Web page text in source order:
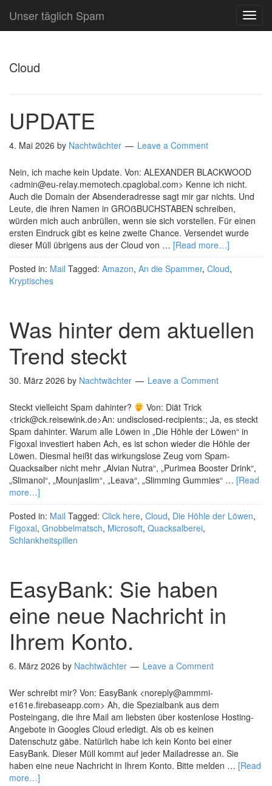
Unser täglich Spam
Cloud
UPDATE
4. Mai 2026 by Nachtwächter Leave a Comment
Nein, ich mache kein Update. Von: ALEXANDER BLACKWOOD
<admin@eu-relay.memotech.cpaglobal.com> Kenne ich nicht.
Auch die Domain der Absenderadresse sagt mir gar nichts. Und
Leute, die ihren Namen in GROẞBUCHSTABEN schreiben,
würden mich auch anbrüllen, wenn sie sich vorstellen. Für einen
ersten Eindruck gibt es keine zweite Chance. Versendet wurde
dieser Müll übrigens aus der Cloud von … [Read more…]
Posted in: Mail Tagged: Amazon, An die Spammer, Cloud,
Kryptisches
Was hinter dem aktuellen
Trend steckt
30. März 2026 by Nachtwächter Leave a Comment
Steckt vielleicht Spam dahinter?
Von: Diät Trick
<trick@ck.reisewink.de>An: undisclosed-recipients:; Ja, es steckt
Spam dahinter. Warum alle Löwen in „Die Höhle der Löwen“ in
Figoxal investiert haben Ach, es ist schon wieder die Höhle der
Löwen. Diesmal heißt das wirkungslose Zeug vom Spam-
Quacksalber nicht mehr „Alvian Nutra“, „Purimea Booster Drink“,
„Slimanol“, „Mounjaslim“, „Leava“, „Slimming Gummies“ … [Read
more…]
Posted in: Mail Tagged: Click here, Cloud, Die Höhle der Löwen,
Figoxal, Gnobbelmatsch, Microsoft, Quacksalberei,
Schlankheitspillen
EasyBank: Sie haben
eine neue Nachricht in
Ihrem Konto.
6. März 2026 by Nachtwächter Leave a Comment
Wer schreibt mir? Von: EasyBank <noreply@ammmi-
e161e.firebaseapp.com> Ah, die Spezialbank aus dem
Posteingang, die ihre Mail am liebsten über kostenlose Hosting-
Angebote in Googles Cloud erledigt. Als ob es keinen
Datenschutz gäbe. Natürlich habe ich kein Konto bei einer
EasyBank. Dieser Müll kommt auf jeder Mailadresse an. Sie
haben eine neue Nachricht in Ihrem Konto. Bitte melden … [Read
more…]